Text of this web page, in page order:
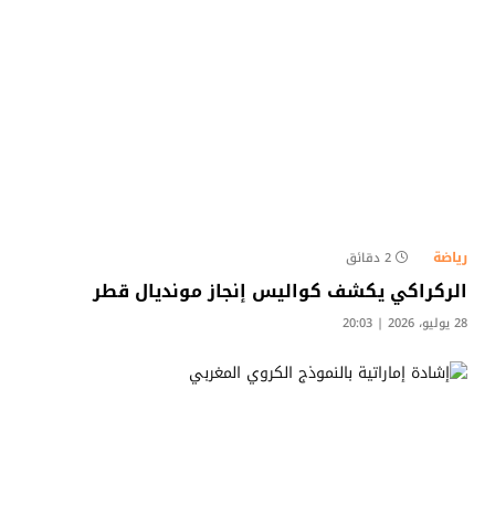
رياضة 2 دقائق
الركراكي يكشف كواليس إنجاز مونديال قطر
28 يوليو، 2026 | 20:03